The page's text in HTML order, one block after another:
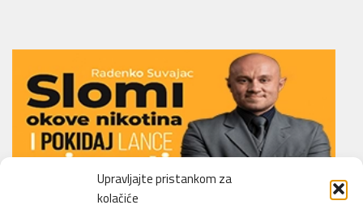
Upravljajte pristankom za
kolačiće